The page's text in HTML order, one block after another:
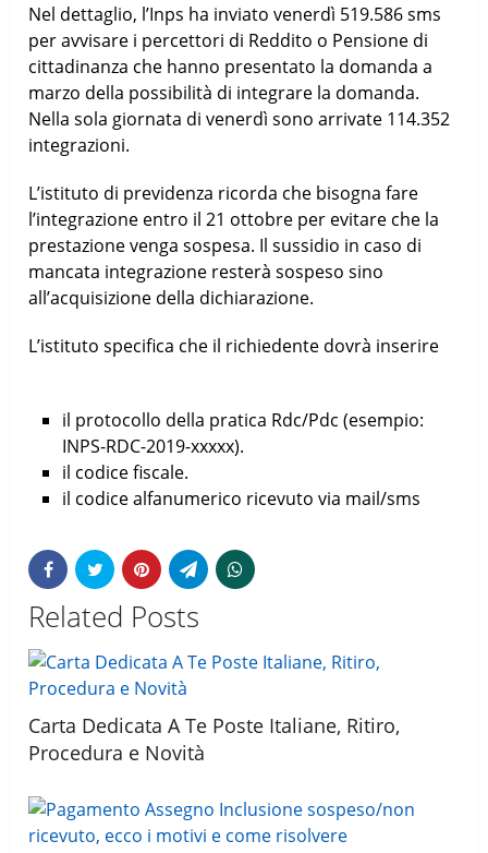
Nel dettaglio, l’Inps ha inviato venerdì 519.586 sms
per avvisare i percettori di Reddito o Pensione di
cittadinanza che hanno presentato la domanda a
marzo della possibilità di integrare la domanda.
Nella sola giornata di venerdì sono arrivate 114.352
integrazioni.
L’istituto di previdenza ricorda che bisogna fare
l’integrazione entro il 21 ottobre per evitare che la
prestazione venga sospesa. Il sussidio in caso di
mancata integrazione resterà sospeso sino
all’acquisizione della dichiarazione.
L’istituto specifica che il richiedente dovrà inserire
il protocollo della pratica Rdc/Pdc (esempio:
INPS-RDC-2019-xxxxx).
il codice fiscale.
il codice alfanumerico ricevuto via mail/sms
Related Posts
Carta Dedicata A Te Poste Italiane, Ritiro,
Procedura e Novità